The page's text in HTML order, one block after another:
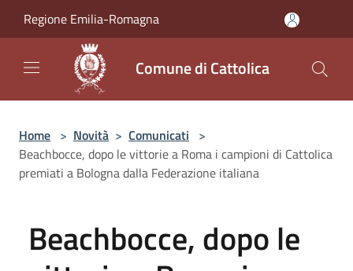
Regione Emilia-Romagna
Comune di Cattolica
Home > Novità > Comunicati >
Beachbocce, dopo le vittorie a Roma i campioni di Cattolica
premiati a Bologna dalla Federazione italiana
Beachbocce, dopo le